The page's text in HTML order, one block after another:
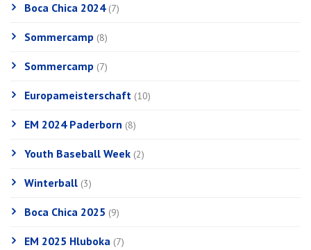
Boca Chica 2024(7)
Sommercamp (8)
Sommercamp (7)
Europameisterschaft (10)
EM 2024 Paderborn (8)
Youth Baseball Week (2)
Winterball (3)
Boca Chica 2025 (9)
EM 2025 Hluboka (7)